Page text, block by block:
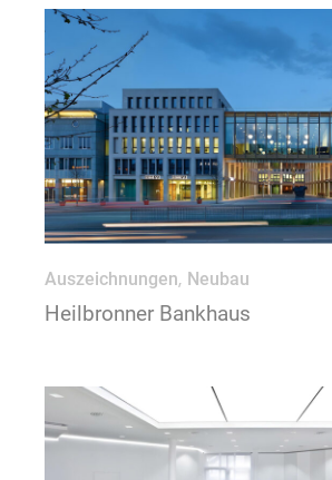
Auszeichnungen Neubau
Heilbronner Bankhaus